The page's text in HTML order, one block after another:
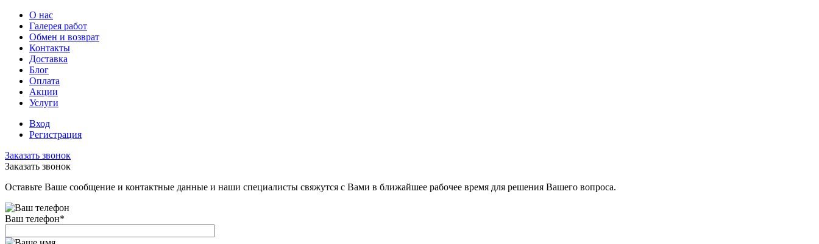
О нас
Галерея работ
Обмен и возврат
Контакты
Доставка
Блог
Оплата
Акции
Услуги
Вход
Регистрация
Заказать звонок
Заказать звонок
Оставьте Ваше сообщение и контактные данные и наши специалисты свяжутся с Вами в ближайшее рабочее время для решения Вашего вопроса.
Ваш телефон*